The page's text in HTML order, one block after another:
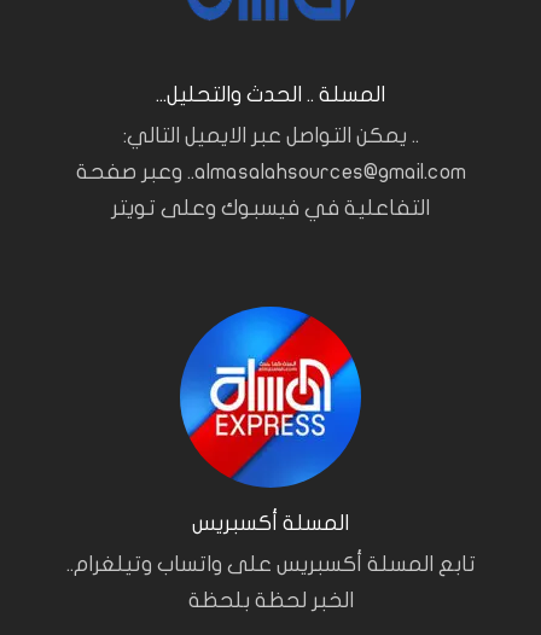
المسلة .. الحدث والتحليل...
.. يمكن التواصل عبر الايميل التالي:
almasalahsources@gmail.com.. وعبر صفحة
التفاعلية في فيسبوك وعلى تويتر
المسلة أكسبريس
تابع المسلة أكسبريس على واتساب وتيلغرام..
الخبر لحظة بلحظة